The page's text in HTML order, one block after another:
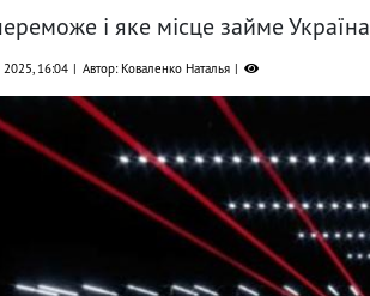
і яке місце займе Україна
2025, 16:04 Автор: Коваленко Наталья